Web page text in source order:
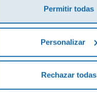
Permitir todas
Personalizar
Rechazar todas